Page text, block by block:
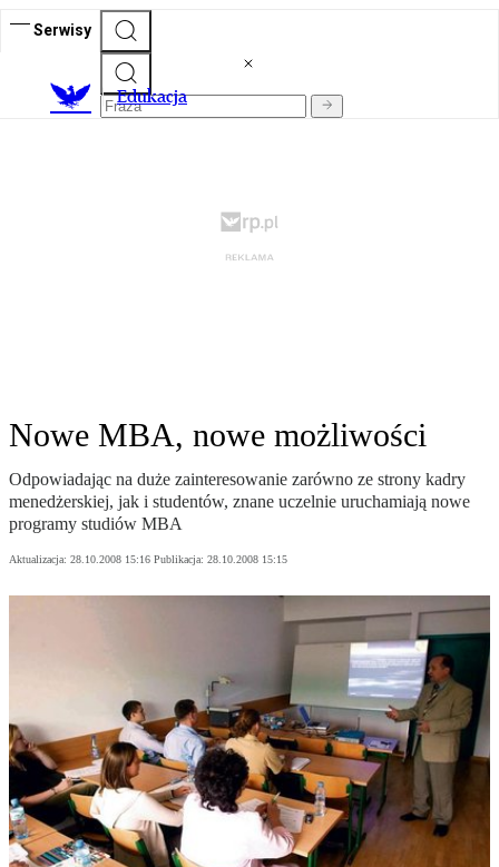
Serwisy
Edukacja
Nowe MBA, nowe możliwości
Odpowiadając na duże zainteresowanie zarówno ze strony kadry
menedżerskiej, jak i studentów, znane uczelnie uruchamiają nowe
programy studiów MBA
Aktualizacja: 28.10.2008 15:16 Publikacja: 28.10.2008 15:15